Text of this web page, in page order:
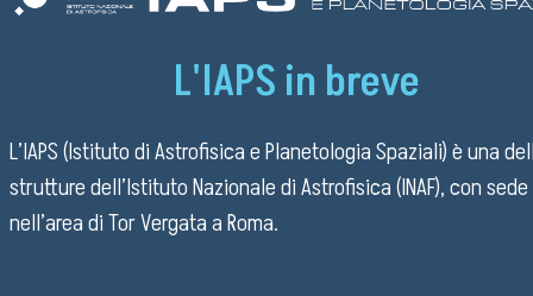
L'IAPS in breve
L’IAPS (Istituto di Astrofisica e Planetologia Spaziali) è una
strutture dell’Istituto Nazionale di Astrofisica (INAF), con sede
nell’area di Tor Vergata a Roma.